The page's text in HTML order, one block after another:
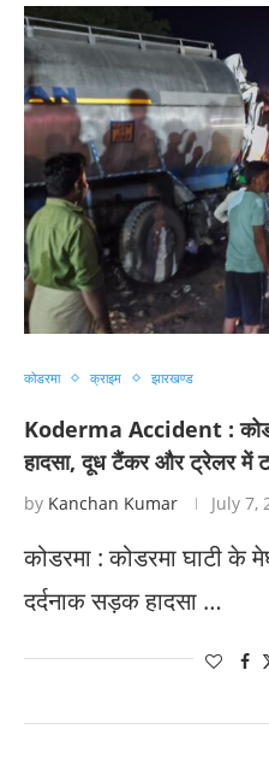
कोडरमा क्राइम झारखण्ड
Koderma Accident :
हादसा, दूध टैंकर और ट्रेलर में
by Kanchan Kumar July 7,
कोडरमा : कोडरमा घाटी के
दर्दनाक सड़क हादसा …